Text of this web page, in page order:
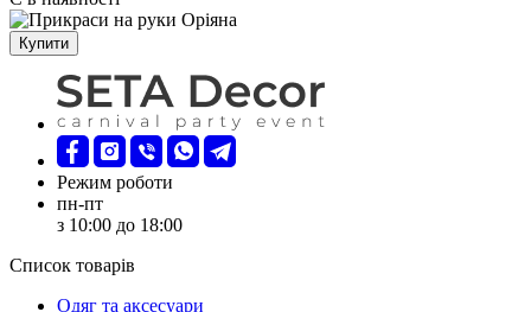
Купити
Режим роботи
пн-пт
з 10:00 до 18:00
Список товарів
Oдяг та аксесуари